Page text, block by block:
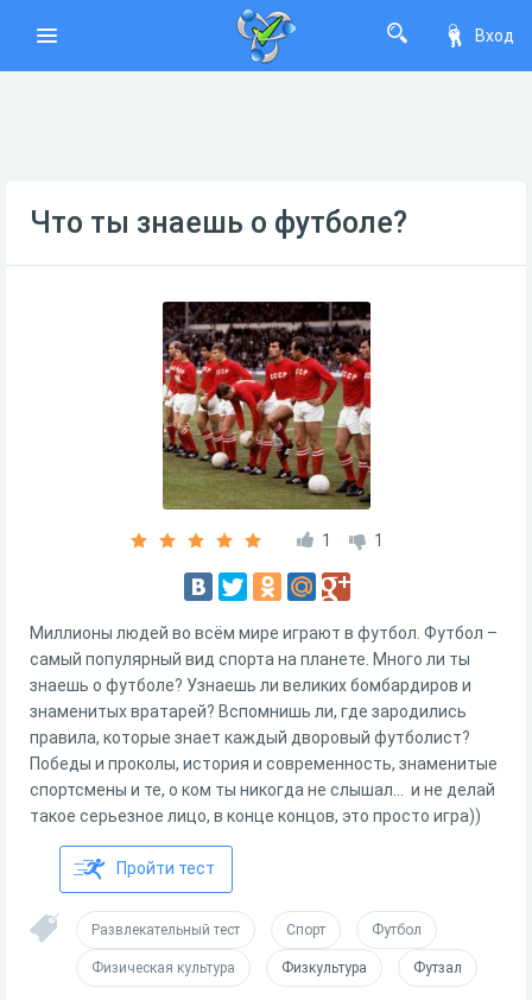
Вход
Что ты знаешь о футболе?
1 1
Миллионы людей во всём мире играют в футбол. Футбол –
самый популярный вид спорта на планете. Много ли ты
знаешь о футболе? Узнаешь ли великих бомбардиров и
знаменитых вратарей? Вспомнишь ли, где зародились
правила, которые знает каждый дворовый футболист?
Победы и проколы, история и современность, знаменитые
спортсмены и те, о ком ты никогда не слышал... и не делай
такое серьезное лицо, в конце концов, это просто игра))
Пройти тест
Развлекательный тест Спорт Футбол
Физическая культура Физкультура Футзал